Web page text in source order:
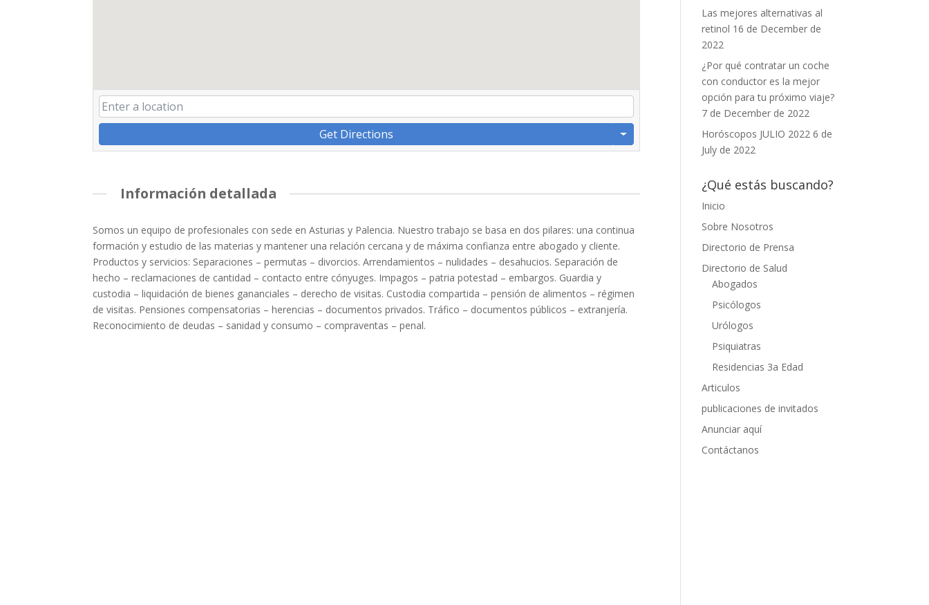
Get Directions
Información detallada
Somos un equipo de profesionales con sede en Asturias y Palencia. Nuestro trabajo se basa en dos pilares: una continua
formación y estudio de las materias y mantener una relación cercana y de máxima confianza entre abogado y cliente.
Productos y servicios: Separaciones – permutas – divorcios. Arrendamientos – nulidades – desahucios. Separación de
hecho – reclamaciones de cantidad – contacto entre cónyuges. Impagos – patria potestad – embargos. Guardia y
custodia – liquidación de bienes gananciales – derecho de visitas. Custodia compartida – pensión de alimentos – régimen
de visitas. Pensiones compensatorias – herencias – documentos privados. Tráfico – documentos públicos – extranjería.
Reconocimiento de deudas – sanidad y consumo – compraventas – penal.
Las mejores alternativas al
retinol 16 de December de
2022
¿Por qué contratar un coche
con conductor es la mejor
opción para tu próximo viaje?
7 de December de 2022
Horóscopos JULIO 2022 6 de
July de 2022
¿Qué estás buscando?
Inicio
Sobre Nosotros
Directorio de Prensa
Directorio de Salud
Abogados
Psicólogos
Urólogos
Psiquiatras
Residencias 3a Edad
Articulos
publicaciones de invitados
Anunciar aquí
Contáctanos